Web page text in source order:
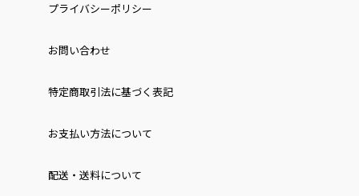
プライバシーポリシー
お問い合わせ
特定商取引法に基づく表記
お⽀払い⽅法について
配送・送料について